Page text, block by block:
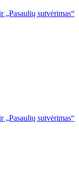
„Pasaulių sutvėrimas“
„Pasaulių sutvėrimas“